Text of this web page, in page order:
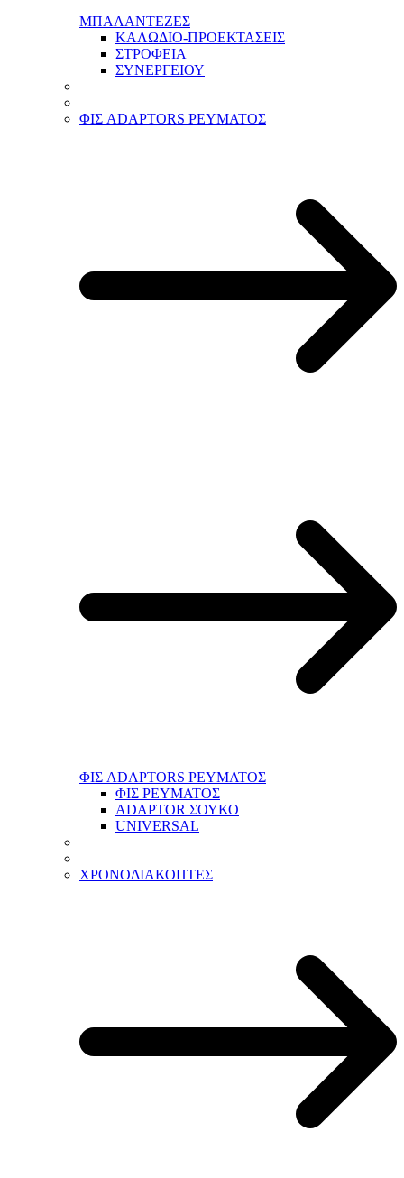
ΜΠΑΛΑΝΤΕΖΕΣ
ΚΑΛΩΔΙΟ-ΠΡΟΕΚΤΑΣΕΙΣ
ΣΤΡΟΦΕΙΑ
ΣΥΝΕΡΓΕΙΟΥ
ΦΙΣ ADAPTORS ΡΕΥΜΑΤΟΣ
ΦΙΣ ADAPTORS ΡΕΥΜΑΤΟΣ
ΦΙΣ ΡΕΥΜΑΤΟΣ
ADAPTOR ΣΟΥΚΟ
UNIVERSAL
ΧΡΟΝΟΔΙΑΚΟΠΤΕΣ